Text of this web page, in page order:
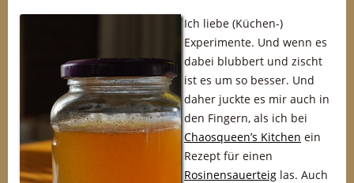
Ich liebe (Küchen-)
Experimente. Und wenn es
dabei blubbert und zischt
ist es um so besser. Und
daher juckte es mir auch in
den Fingern, als ich bei
Chaosqueen’s Kitchen ein
Rezept für einen
Rosinensauerteig las. Auch